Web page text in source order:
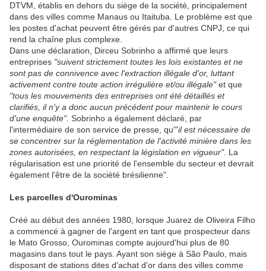
DTVM, établis en dehors du siège de la société, principalement
dans des villes comme Manaus ou Itaituba. Le problème est que
les postes d'achat peuvent être gérés par d'autres CNPJ, ce qui
rend la chaîne plus complexe.
Dans une déclaration, Dirceu Sobrinho a affirmé que leurs
entreprises "suivent strictement toutes les lois existantes et ne
sont pas de connivence avec l'extraction illégale d'or, luttant
activement contre toute action irrégulière et/ou illégale"et que
"tous les mouvements des entreprises ont été détaillés et
clarifiés, il n'y a donc aucun précédent pour maintenir le cours
d'une enquête". Sobrinho a également déclaré, par
l'intermédiaire de son service de presse, qu'"il est nécessaire de
se concentrer sur la réglementation de l'activité minière dans les
zones autorisées, en respectant la législation en vigueur". La
régularisation est une priorité de l'ensemble du secteur et devrait
également l'être de la société brésilienne".
Les parcelles d'Ourominas
Créé au début des années 1980, lorsque Juarez de Oliveira Filho
a commencé à gagner de l'argent en tant que prospecteur dans
le Mato Grosso, Ourominas compte aujourd'hui plus de 80
magasins dans tout le pays. Ayant son siège à São Paulo, mais
disposant de stations dites d'achat d'or dans des villes comme